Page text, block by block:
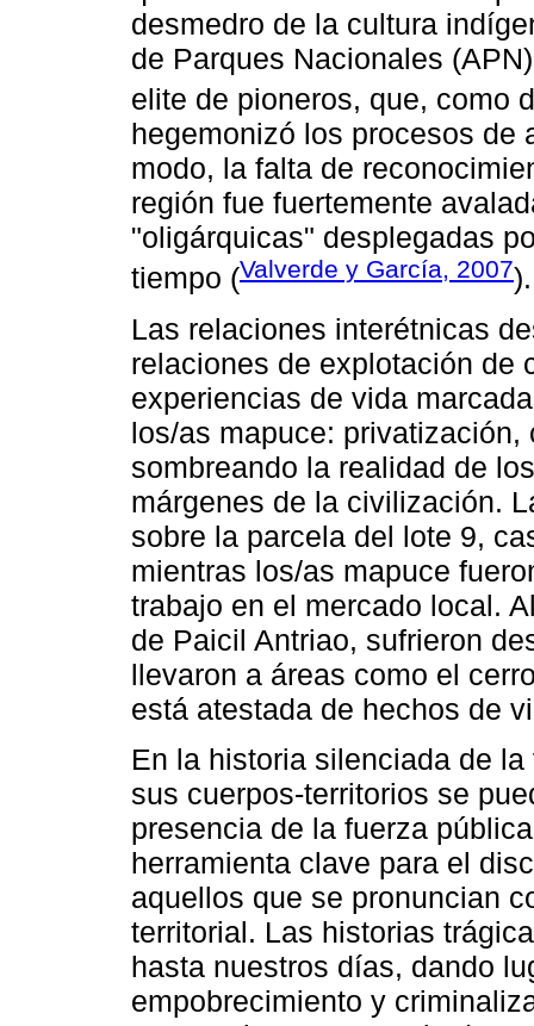
desmedro de la cultura
de Parques Nacionales
elite de pioneros, que, como
hegemonizó los procesos de
modo, la falta de
región fue fuertemente
"oligárquicas" desplegadas
tiempo (Valverde y García, 2007).
Las relaciones interétnicas
relaciones de explotación de
experiencias de vida
los/as mapuce:
sombreando la realidad de
márgenes de la civilización.
sobre la parcela del lote 9,
mientras los/as mapuce
trabajo en el mercado local.
de Paicil Antriao, sufrieron
llevaron a áreas como el
está atestada de hechos de
En la historia silenciada de
sus cuerpos-territorios se
presencia de la fuerza
herramienta clave para el
aquellos que se pronuncian
territorial. Las historias
hasta nuestros días, dando
empobrecimiento y